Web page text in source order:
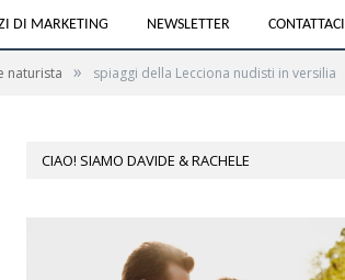
DI MARKETING NEWSLETTER CONTATTACI
naturista » spiaggi della Lecciona nudisti in versilia
CIAO! SIAMO DAVIDE & RACHELE